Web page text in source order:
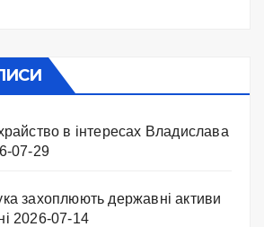
в інтересах Владислава
07-29
захоплюють державні активи
2026-07-14